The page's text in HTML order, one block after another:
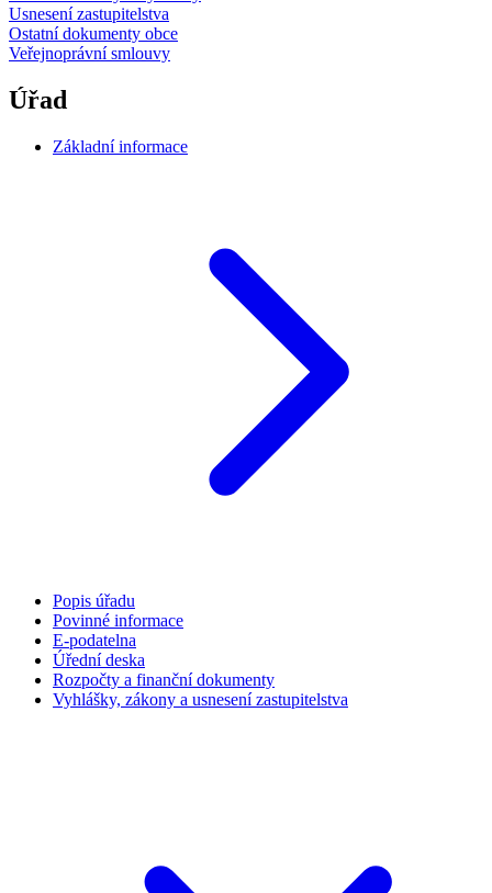
Usnesení zastupitelstva
Ostatní dokumenty obce
Veřejnoprávní smlouvy
Úřad
Základní informace
Popis úřadu
Povinné informace
E-podatelna
Úřední deska
Rozpočty a finanční dokumenty
Vyhlášky, zákony a usnesení zastupitelstva